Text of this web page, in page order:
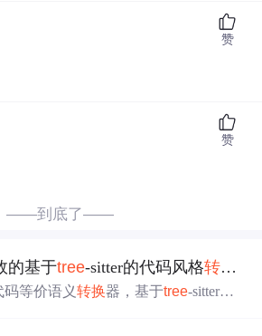
赞
赞
——到底了——
的基于tree-sitter的代码风格转换
码等价语义转换器，基于tree-sitter开